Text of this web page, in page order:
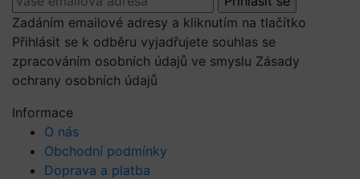
Zadáním emailové adresy a kliknutím na tlačítko
Přihlásit se k odběru vyjadřujete souhlas se
zpracováním osobních údajů ve smyslu Zásady
ochrany osobních údajů
Informace
O nás
Obchodní podmínky
Doprava a platba